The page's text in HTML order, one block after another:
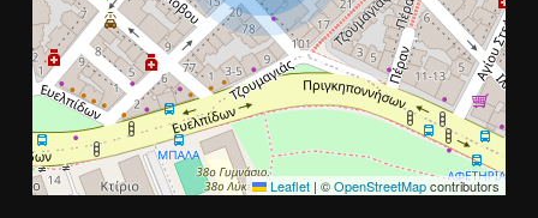
Leaflet | ©OpenStreetMapcontributors